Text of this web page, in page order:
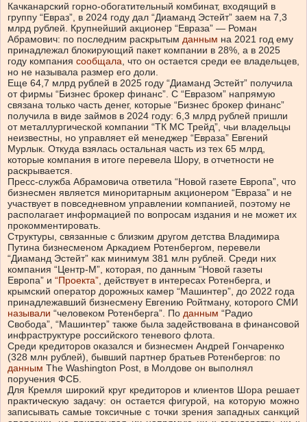
Качканарский горно-обогатительный комбинат, входящий в
группу “Евраз”, в 2024 году дал “Диаманд Эстейт” заем на 7,3
млрд рублей. Крупнейший акционер “Евраза” — Роман
Абрамович: по последним раскрытым данным на 2021 год ему
принадлежал блокирующий пакет компании в 28%, а в 2025
году компания сообщала, что он остается среди ее владельцев,
но не называла размер его доли.
Еще 64,7 млрд рублей в 2025 году “Диаманд Эстейт” получила
от фирмы “Бизнес брокер финанс”. С “Евразом” напрямую
связана только часть денег, которые “Бизнес брокер финанс”
получила в виде займов в 2024 году: 6,3 млрд рублей пришли
от металлургической компании “ТК МС Трейд”, чьи владельцы
неизвестны, но управляет ей менеджер “Евраза” Евгений
Мурлык. Откуда взялась остальная часть из тех 65 млрд,
которые компания в итоге перевела Шору, в отчетности не
раскрывается.
Пресс-служба Абрамовича ответила “Новой газете Европа”, что
бизнесмен является миноритарным акционером “Евраза” и не
участвует в повседневном управлении компанией, поэтому не
располагает информацией по вопросам издания и не может их
прокомментировать.
Структуры, связанные с близким другом детства Владимира
Путина бизнесменом Аркадием Ротенбергом, перевели
“Диаманд Эстейт” как минимум 381 млн рублей. Среди них
компания “Центр-М”, которая, по данным “Новой газеты
Европа” и “Проекта”, действует в интересах Ротенберга, и
крымский оператор дорожных камер “Машинтер”, до 2022 года
принадлежавший бизнесмену Евгению Ройтману, которого СМИ
называли “человеком Ротенберга”. По данным “Радио
Свобода”, “Машинтер” также была задействована в финансовой
инфраструктуре российского теневого флота.
Среди кредиторов оказался и бизнесмен Андрей Гончаренко
(328 млн рублей), бывший партнер братьев Ротенбергов: по
данным The Washington Post, в Молдове он выполнял
поручения ФСБ.
Для Кремля широкий круг кредиторов и клиентов Шора решает
практическую задачу: он остается фигурой, на которую можно
записывать самые токсичные с точки зрения западных санкций